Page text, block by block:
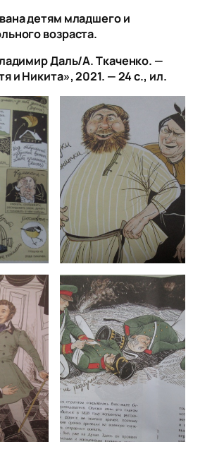
детям младшего и
возраста.
Даль/А. Ткаченко. —
и Никита», 2021. — 24 с., ил.